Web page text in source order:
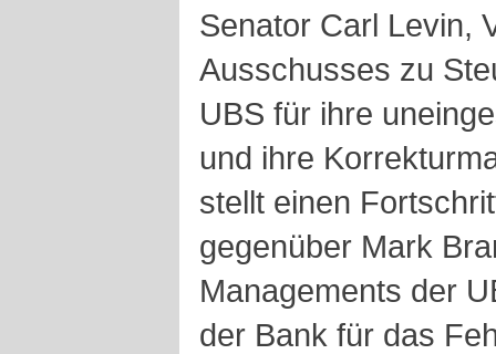
Senator Carl Levin,
Ausschusses zu
UBS für ihre
und ihre
stellt einen
gegenüber Mark
Managements der
der Bank für das